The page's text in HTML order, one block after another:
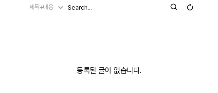
제목+내용
등록된 글이 없습니다.